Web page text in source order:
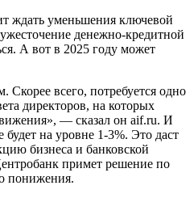
ждать уменьшения ключевой
денежно-кредитной
А вот в 2025 году может
Скорее всего, потребуется одно
директоров, на которых
— сказал он aif.ru. И
на уровне 1-3%. Это даст
бизнеса и банковской
примет решение по
понижения.